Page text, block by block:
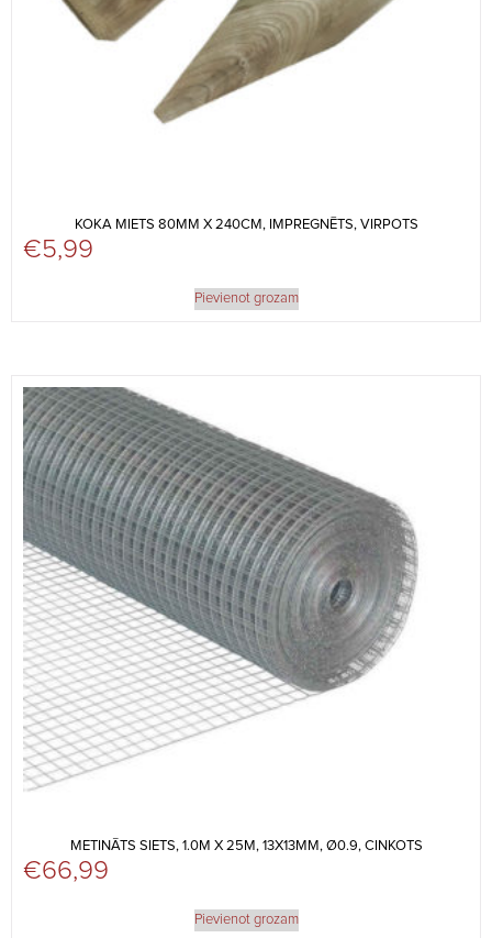
KOKA MIETS 80MM X 240CM, IMPREGNĒTS, VIRPOTS
€5,99
Pievienot grozam
METINĀTS SIETS, 1.0M X 25M, 13X13MM, Ø0.9, CINKOTS
€66,99
Pievienot grozam